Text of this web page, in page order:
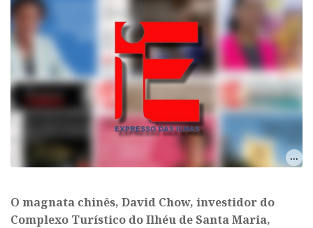
O magnata chinês, David Chow, investidor do
Complexo Turístico do Ilhéu de Santa Maria,